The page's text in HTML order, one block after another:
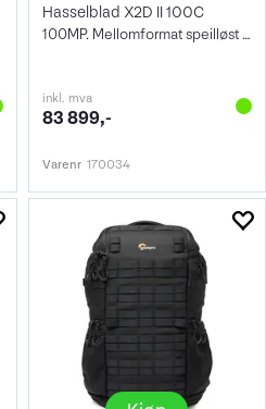
Hasselblad X2D II 100C
100MP. Mellomformat speilløst kamera
inkl. mva
83 899,-
Varenr 170034